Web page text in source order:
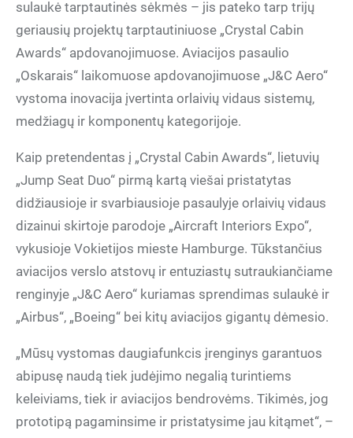
sulaukė tarptautinės sėkmės – jis pateko tarp trijų
geriausių projektų tarptautiniuose „Crystal Cabin
Awards“ apdovanojimuose. Aviacijos pasaulio
„Oskarais“ laikomuose apdovanojimuose „J&C Aero“
vystoma inovacija įvertinta orlaivių vidaus sistemų,
medžiagų ir komponentų kategorijoje.
Kaip pretendentas į „Crystal Cabin Awards“, lietuvių
„Jump Seat Duo“ pirmą kartą viešai pristatytas
didžiausioje ir svarbiausioje pasaulyje orlaivių vidaus
dizainui skirtoje parodoje „Aircraft Interiors Expo“,
vykusioje Vokietijos mieste Hamburge. Tūkstančius
aviacijos verslo atstovų ir entuziastų sutraukiančiame
renginyje „J&C Aero“ kuriamas sprendimas sulaukė ir
„Airbus“, „Boeing“ bei kitų aviacijos gigantų dėmesio.
„Mūsų vystomas daugiafunkcis įrenginys garantuos
abipusę naudą tiek judėjimo negalią turintiems
keleiviams, tiek ir aviacijos bendrovėms. Tikimės, jog
prototipą pagaminsime ir pristatysime jau kitąmet“, –